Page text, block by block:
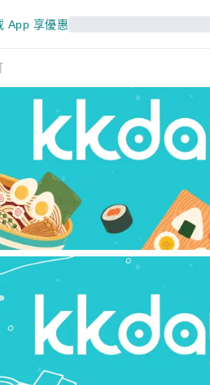
App 享優惠